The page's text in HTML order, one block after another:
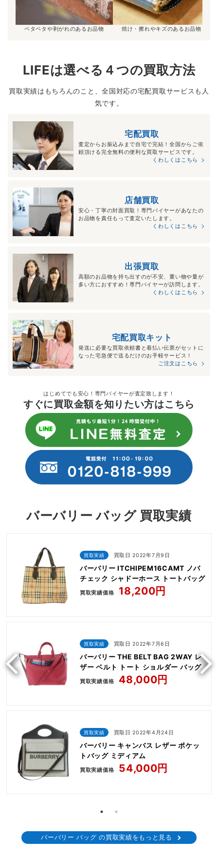
ベタベタや剥がれのあるお品物 焼け・擦れやキズのあるお品物
LIFEは選べる４つの買取方法
買取実績はもちろんのこと、全国対応の宅配買取サービスも人
気です。
宅配買取
査定からお振込みまで自宅で完結！全国からご依
頼頂ける完全無料の便利な買取サービスです。
くわしくはこちら
店舗買取
安心・丁寧の対面買取！専門バイヤーがあなたの
お品物を責任もって査定いたします。
くわしくはこちら
出張買取
高額のお品物を持ち出すのが不安、重い物や量が
多い方におすすめ！専門バイヤーが訪問します。
くわしくはこちら
宅配買取キット
発送に必要な買取依頼書と着払い伝票がセットに
なった宅急便で送るだけのお手軽サービス！
ご注文はこちら
はじめてでも安心！専門バイヤーが査定致します！
すぐに買取金額を知りたい方はこちら
バーバリー バッグ 買取実績
買取実績 買取日 2022年7月9日
バーバリー ITCHIPEM16CAMT ノバ
チェック シャドーホース トートバッグ
買取実績価格 18,200円
買取実績 買取日 2022年7月6日
バーバリー THE BELT BAG 2WAY レ
ザー ベルト トート ショルダー バッグ
買取実績価格 48,000円
買取実績 買取日 2022年4月24日
バーバリー キャンバス レザー ポケッ
トバッグ ミディアム
買取実績価格 54,000円
バーバリー バッグ の買取実績をもっと見る